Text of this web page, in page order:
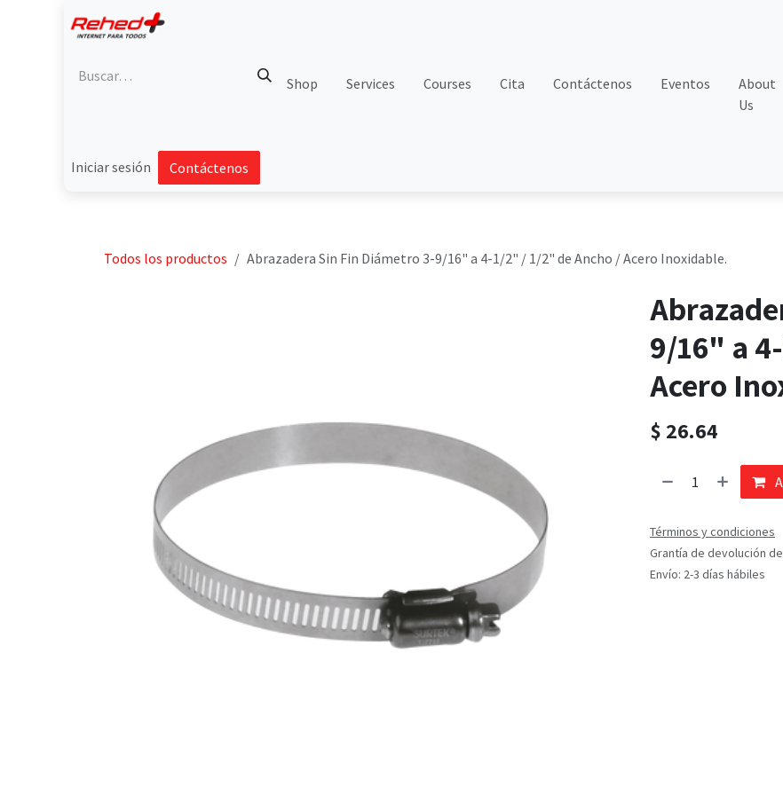
Shop Services Courses Cita Contáctenos Eventos
About
Us
Iniciar sesión Contáctenos
Todos los productos Abrazadera Sin Fin Diámetro 3-9/16" a 4-1/2" / 1/2" de Ancho / Acero Inoxidable.
9/16" a
Acero
$ 26.64
Términos y condiciones
Grantía de devolución
Envío: 2-3 días hábiles